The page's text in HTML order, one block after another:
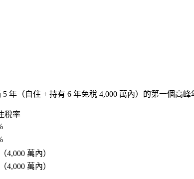
5 年（自住 + 持有 6 年免稅 4,000 萬內）的第一個高
稅率
4,000 萬內）
4,000 萬內）